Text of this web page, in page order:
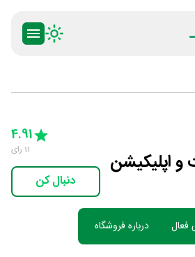
اپلیکیشن
4 Stars
5 Stars
4.91
11 رای
دنبال کن
فعال درباره فروشگاه